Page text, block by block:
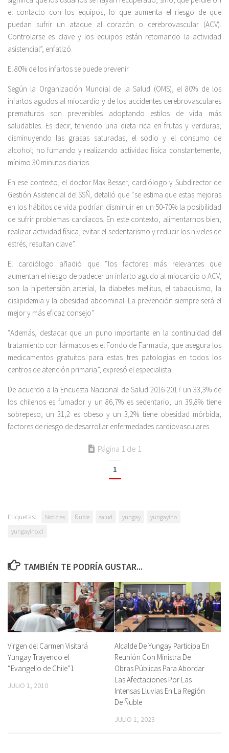
el contacto con los equipos, lo que aumenta el riesgo de que
puedan sufrir un ataque al corazón o cerebrovascular (ACV).
Controlarse es clave y los equipos están retomando la actividad
asistencial”, enfatizó.
El 80% de los infartos se puede prevenir
Según la Organización Mundial de la Salud (OMS), el 80% de los
infartos agudos al miocardio y de los accidentes cerebrovasculares
prematuros son prevenibles adoptando estilos de vida más
saludables. Es decir, teniendo una dieta rica en frutas y verduras;
disminuyendo las grasas saturadas, el sodio y el consumo de
alcohol; no fumando y realizando actividad física constantemente,
mínimo 30 minutos diarios.
En ese contexto, el doctor Max Besser, cardiólogo y Subdirector de
Gestión Asistencial del SSÑ, detalló que “se estima que estas mejoras
en los hábitos de vida podrían disminuir en un 50-70% la posibilidad
de sufrir problemas cardíacos. En este contexto, alimentarnos bien,
realizar actividad física, evitar el sedentarismo y reducir los niveles de
estrés, resultan clave”.
El cardiólogo añadió que “los factores más relevantes que
aumentan el riesgo de padecer un infarto agudo al miocardio o ACV,
son la hipertensión arterial, la diabetes mellitus, el tabaquismo, la
dislipidemia y la obesidad abdominal. La prevención siempre será el
mejor y más eficaz consejo”
“Además, destacar que un puno importante en la continuidad del
tratamiento con fármacos es el Fondo de Farmacia, que asegura los
medicamentos gratuitos para estas tres patologías en todos los
centros de atención primaria”, expresó el especialista.
De acuerdo a la Encuesta Nacional de Salud 2016-2017 un 33,3% de
los chilenos es fumador y un 86,7% es sedentario, un 39,8% tiene
sobrepeso; un 31,2 es obeso y un 3,2% tiene obesidad mórbida;
factores de riesgo de desarrollar enfermedades cardiovasculares.
Página 1 de 1
1
Etiquetas: Noticias Ñuble salud yungay
yungayino
yungayino.cl
TAMBIÉN TE PODRÍA GUSTAR...
Virgen del Carmen Visitará
Yungay Trayendo el
“Evangelio de Chile”1
JULIO 1, 2010
Alcalde De Yungay Participa En
Reunión Con Ministra De
Obras Públicas Para Abordar
Las Afectaciones Por Las
Intensas Lluvias En La Región
De Ñuble
JULIO 1, 2023